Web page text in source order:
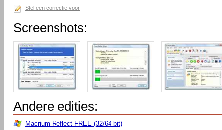
Stel een correctie voor
Screenshots:
Andere edities:
Macrium Reflect FREE (32/64 bit)